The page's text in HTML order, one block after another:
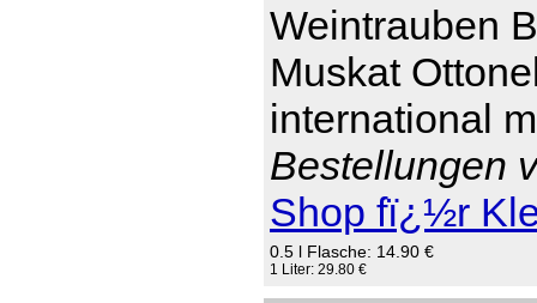
Weintrauben
Muskat
international
Bestellungen
Shop fï¿½r
0.5 l Flasche: 14.90 €
1 Liter: 29.80 €